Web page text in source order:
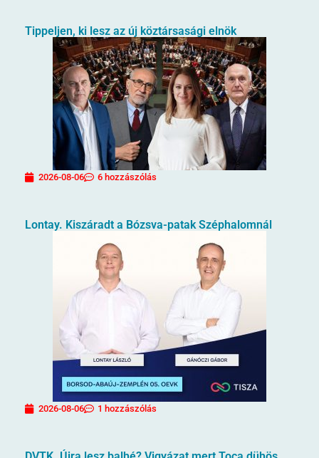
Tippeljen, ki lesz az új köztársasági elnök
2026-08-06 6 hozzászólás
Lontay. Kiszáradt a Bózsva-patak Széphalomnál
2026-08-06 1 hozzászólás